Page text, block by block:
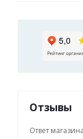
Отзывы
Ответ